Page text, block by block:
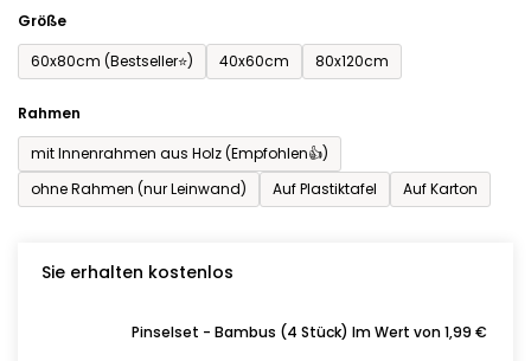
Größe
60x80cm (Bestseller⭐)
40x60cm 80x120cm
Rahmen
mit Innenrahmen aus Holz (Empfohlen👍)
ohne Rahmen (nur Leinwand)
Auf Plastiktafel Auf Karton
Sie erhalten kostenlos
Pinselset - Bambus (4 Stück) Im Wert von 1,99 €